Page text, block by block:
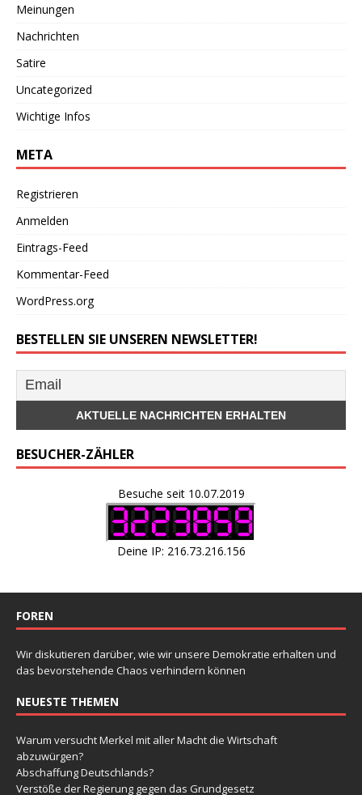
Meinungen
Nachrichten
Satire
Uncategorized
Wichtige Infos
META
Registrieren
Anmelden
Eintrags-Feed
Kommentar-Feed
WordPress.org
BESTELLEN SIE UNSEREN NEWSLETTER!
BESUCHER-ZÄHLER
Besuche seit 10.07.2019
Deine IP: 216.73.216.156
FOREN
Wir diskutieren darüber, wie wir unsere Demokratie erhalten und
das bevorstehende Chaos verhindern können
NEUESTE THEMEN
Warum versucht Merkel mit aller Macht die Wirtschaft
abzuwürgen?
Abschaffung Deutschlands?
Verstöße der Regierung gegen das Grundgesetz